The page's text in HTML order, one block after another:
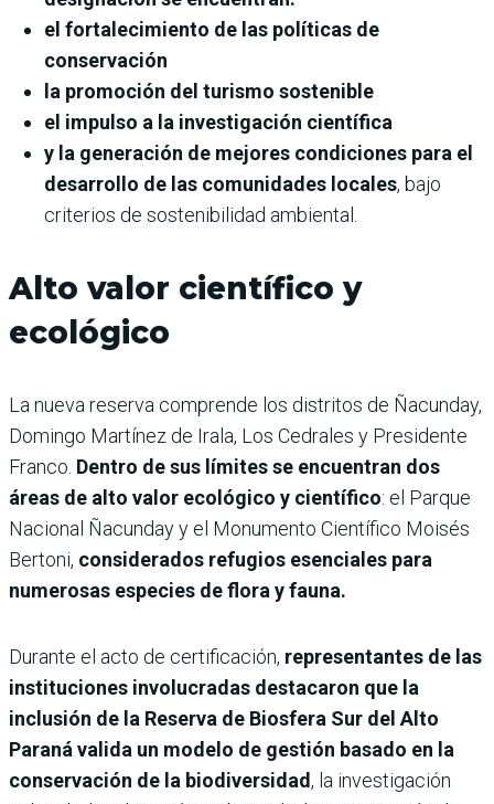
el fortalecimiento de las políticas de
conservación
la promoción del turismo sostenible
el impulso a la investigación científica
y la generación de mejores condiciones para el
desarrollo de las comunidades locales, bajo
criterios de sostenibilidad ambiental.
Alto valor científico y
ecológico
La nueva reserva comprende los distritos de Ñacunday,
Domingo Martínez de Irala, Los Cedrales y Presidente
Franco. Dentro de sus límites se encuentran dos
áreas de alto valor ecológico y científico: el Parque
Nacional Ñacunday y el Monumento Científico Moisés
Bertoni, considerados refugios esenciales para
numerosas especies de flora y fauna.
Durante el acto de certificación, representantes de las
instituciones involucradas destacaron que la
inclusión de la Reserva de Biosfera Sur del Alto
Paraná valida un modelo de gestión basado en la
conservación de la biodiversidad, la investigación